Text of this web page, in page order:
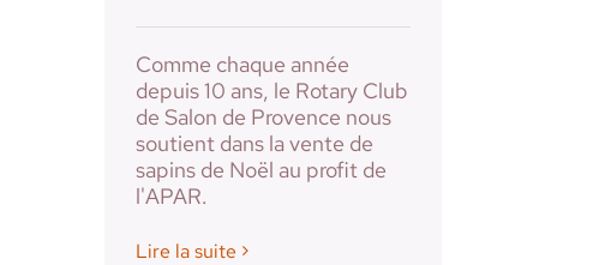
Comme chaque année
depuis 10 ans, le Rotary Club
de Salon de Provence nous
soutient dans la vente de
sapins de Noël au profit de
l'APAR.
Lire la suite